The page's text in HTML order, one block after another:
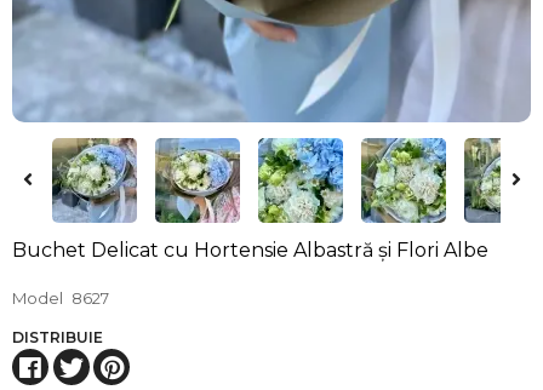
Buchet Delicat cu Hortensie Albastră și Flori Albe
Model 8627
DISTRIBUIE